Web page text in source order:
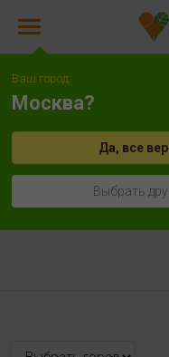
Сортировать
Ваш город:
Москва?
Да, все
Выбрать